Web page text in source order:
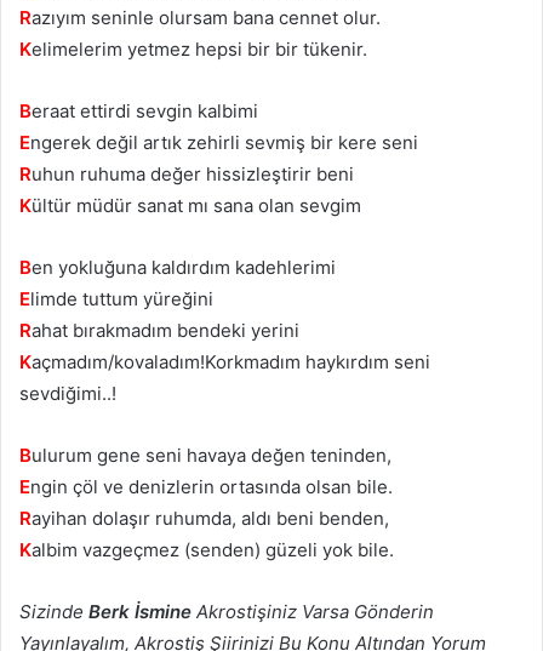
Razıyım seninle olursam bana cennet olur.
Kelimelerim yetmez hepsi bir bir tükenir.
Beraat ettirdi sevgin kalbimi
Engerek değil artık zehirli sevmiş bir kere seni
Ruhun ruhuma değer hissizleştirir beni
Kültür müdür sanat mı sana olan sevgim
Ben yokluğuna kaldırdım kadehlerimi
Elimde tuttum yüreğini
Rahat bırakmadım bendeki yerini
Kaçmadım/kovaladım!Korkmadım haykırdım seni
sevdiğimi..!
Bulurum gene seni havaya değen teninden,
Engin çöl ve denizlerin ortasında olsan bile.
Rayihan dolaşır ruhumda, aldı beni benden,
Kalbim vazgeçmez (senden) güzeli yok bile.
Sizinde Berk İsmine Akrostişiniz Varsa Gönderin
Yayınlayalım, Akrostiş Şiirinizi Bu Konu Altından Yorum